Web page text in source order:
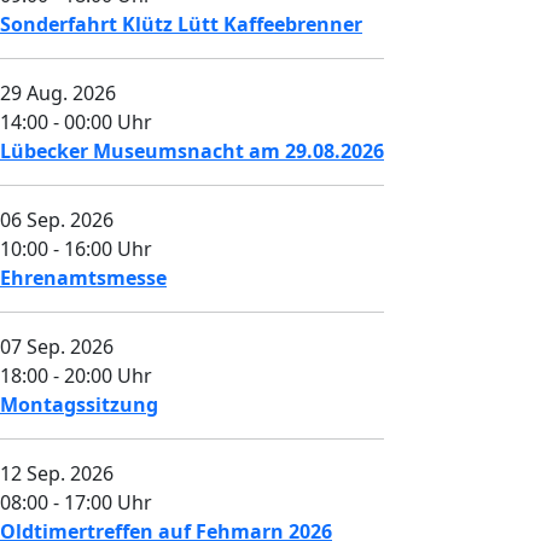
Sonderfahrt Klütz Lütt Kaffeebrenner
29 Aug. 2026
14:00-00:00 Uhr
Lübecker Museumsnacht am 29.08.2026
06 Sep. 2026
10:00- 16:00 Uhr
Ehrenamtsmesse
07 Sep. 2026
18:00-20:00 Uhr
Montagssitzung
12 Sep. 2026
08:00- 17:00 Uhr
Oldtimertreffen auf Fehmarn 2026